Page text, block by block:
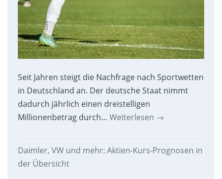
Seit Jahren steigt die Nachfrage nach Sportwetten
in Deutschland an. Der deutsche Staat nimmt
dadurch jährlich einen dreistelligen
Millionenbetrag durch… Weiterlesen →
Daimler, VW und mehr: Aktien-Kurs-Prognosen in
der Übersicht